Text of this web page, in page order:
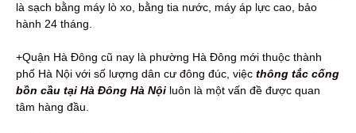
là sạch bằng máy lò xo, bằng tia nước, máy áp lực cao, bảo
hành 24 tháng.
+Quận Hà Đông cũ nay là phường Hà Đông mới thuộc thành
phố Hà Nội với số lượng dân cư đông đúc, việc thông tắc cống
bồn cầu tại Hà Đông Hà Nội luôn là một vấn đề được quan
tâm hàng đầu.